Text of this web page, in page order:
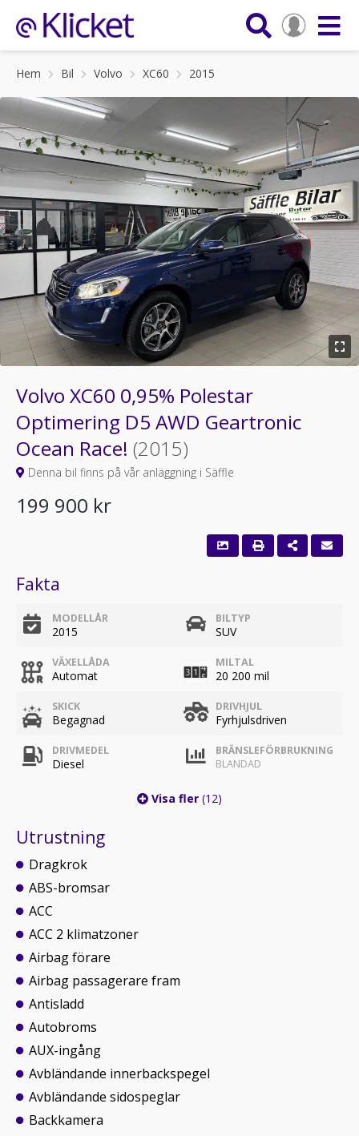
Hem Bil Volvo XC60 2015
Volvo XC60 0,95% Polestar
Optimering D5 AWD Geartronic
Ocean Race! (2015)
Denna bil finns på vår anläggning i Säffle
199 900 kr
Fakta
MODELLÅR
2015
BILTYP
SUV
VÄXELLÅDA
Automat
MILTAL
20 200 mil
SKICK
Begagnad
DRIVHJUL
Fyrhjulsdriven
DRIVMEDEL
Diesel
BRÄNSLEFÖRBRUKNING
BLANDAD
Visa fler (12)
Utrustning
Dragkrok
ABS-bromsar
ACC
ACC 2 klimatzoner
Airbag förare
Airbag passagerare fram
Antisladd
Autobroms
AUX-ingång
Avbländande innerbackspegel
Avbländande sidospeglar
Backkamera